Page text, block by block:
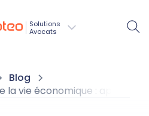
Solutions
Avocats
Blog
la vie économique : aperçu